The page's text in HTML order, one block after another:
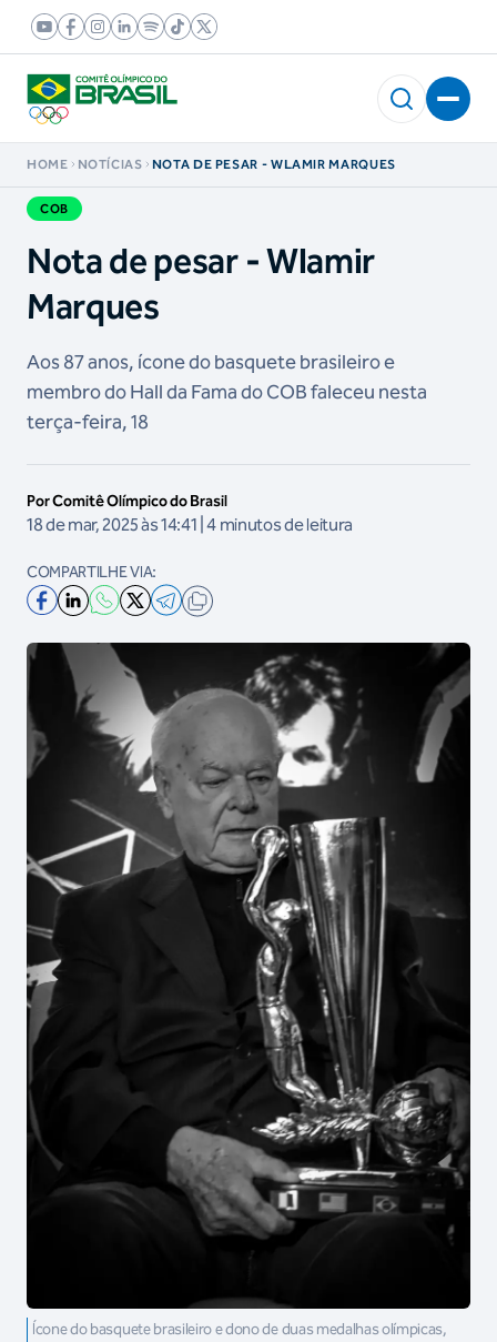
HOME NOTÍCIAS NOTA DE PESAR - WLAMIR MARQUES
COB
Nota de pesar - Wlamir
Marques
Aos 87 anos, ícone do basquete brasileiro e
membro do Hall da Fama do COB faleceu nesta
terça-feira, 18
Por Comitê Olímpico do Brasil
18 de mar, 2025 às 14:41 | 4 minutos de leitura
COMPARTILHE VIA:
Ícone do basquete brasileiro e dono de duas medalhas olímpicas,